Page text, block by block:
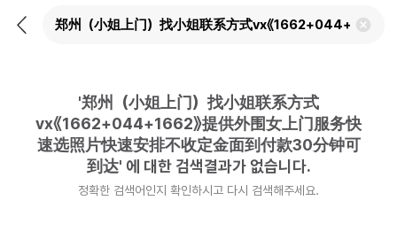
뒤
검
'郑州（小姐上门）找小姐联系方式
vx《1662+044+1662》提供外围女上门服务快
速选照片快速安排不收定金面到付款30分钟可
到达' 에 대한 검색결과가 없습니다.
정확한 검색어인지 확인하시고 다시 검색해주세요.